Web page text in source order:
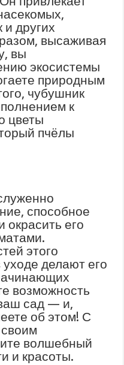
и других
высаживая
вы
экосистемы
природным
чубушник
к
цветы
пчёлы
способное
окрасить его
этого
уходе делают его
возможность
сад — и,
об этом! С
волшебный
и красоты.